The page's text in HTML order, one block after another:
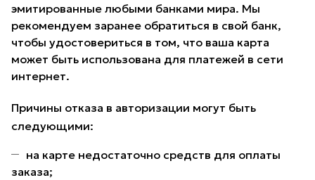
эмитированные любыми банками мира. Мы
рекомендуем заранее обратиться в свой банк,
чтобы удостовериться в том, что ваша карта
может быть использована для платежей в сети
интернет.
Причины отказа в авторизации могут быть
следующими:
на карте недостаточно средств для оплаты
заказа;